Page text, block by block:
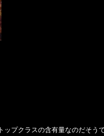
プクラスの含有量なのだそうで